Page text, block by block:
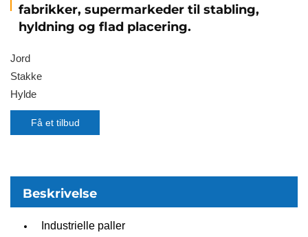
fabrikker, supermarkeder til stabling,
hyldning og flad placering.
Jord
Stakke
Hylde
Få et tilbud
Beskrivelse
Industrielle paller